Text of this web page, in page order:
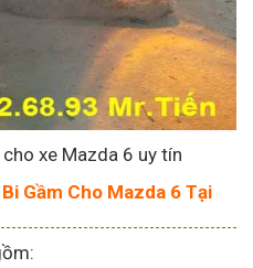
xe Mazda 6 uy tín
Gầm Cho Mazda 6 Tại